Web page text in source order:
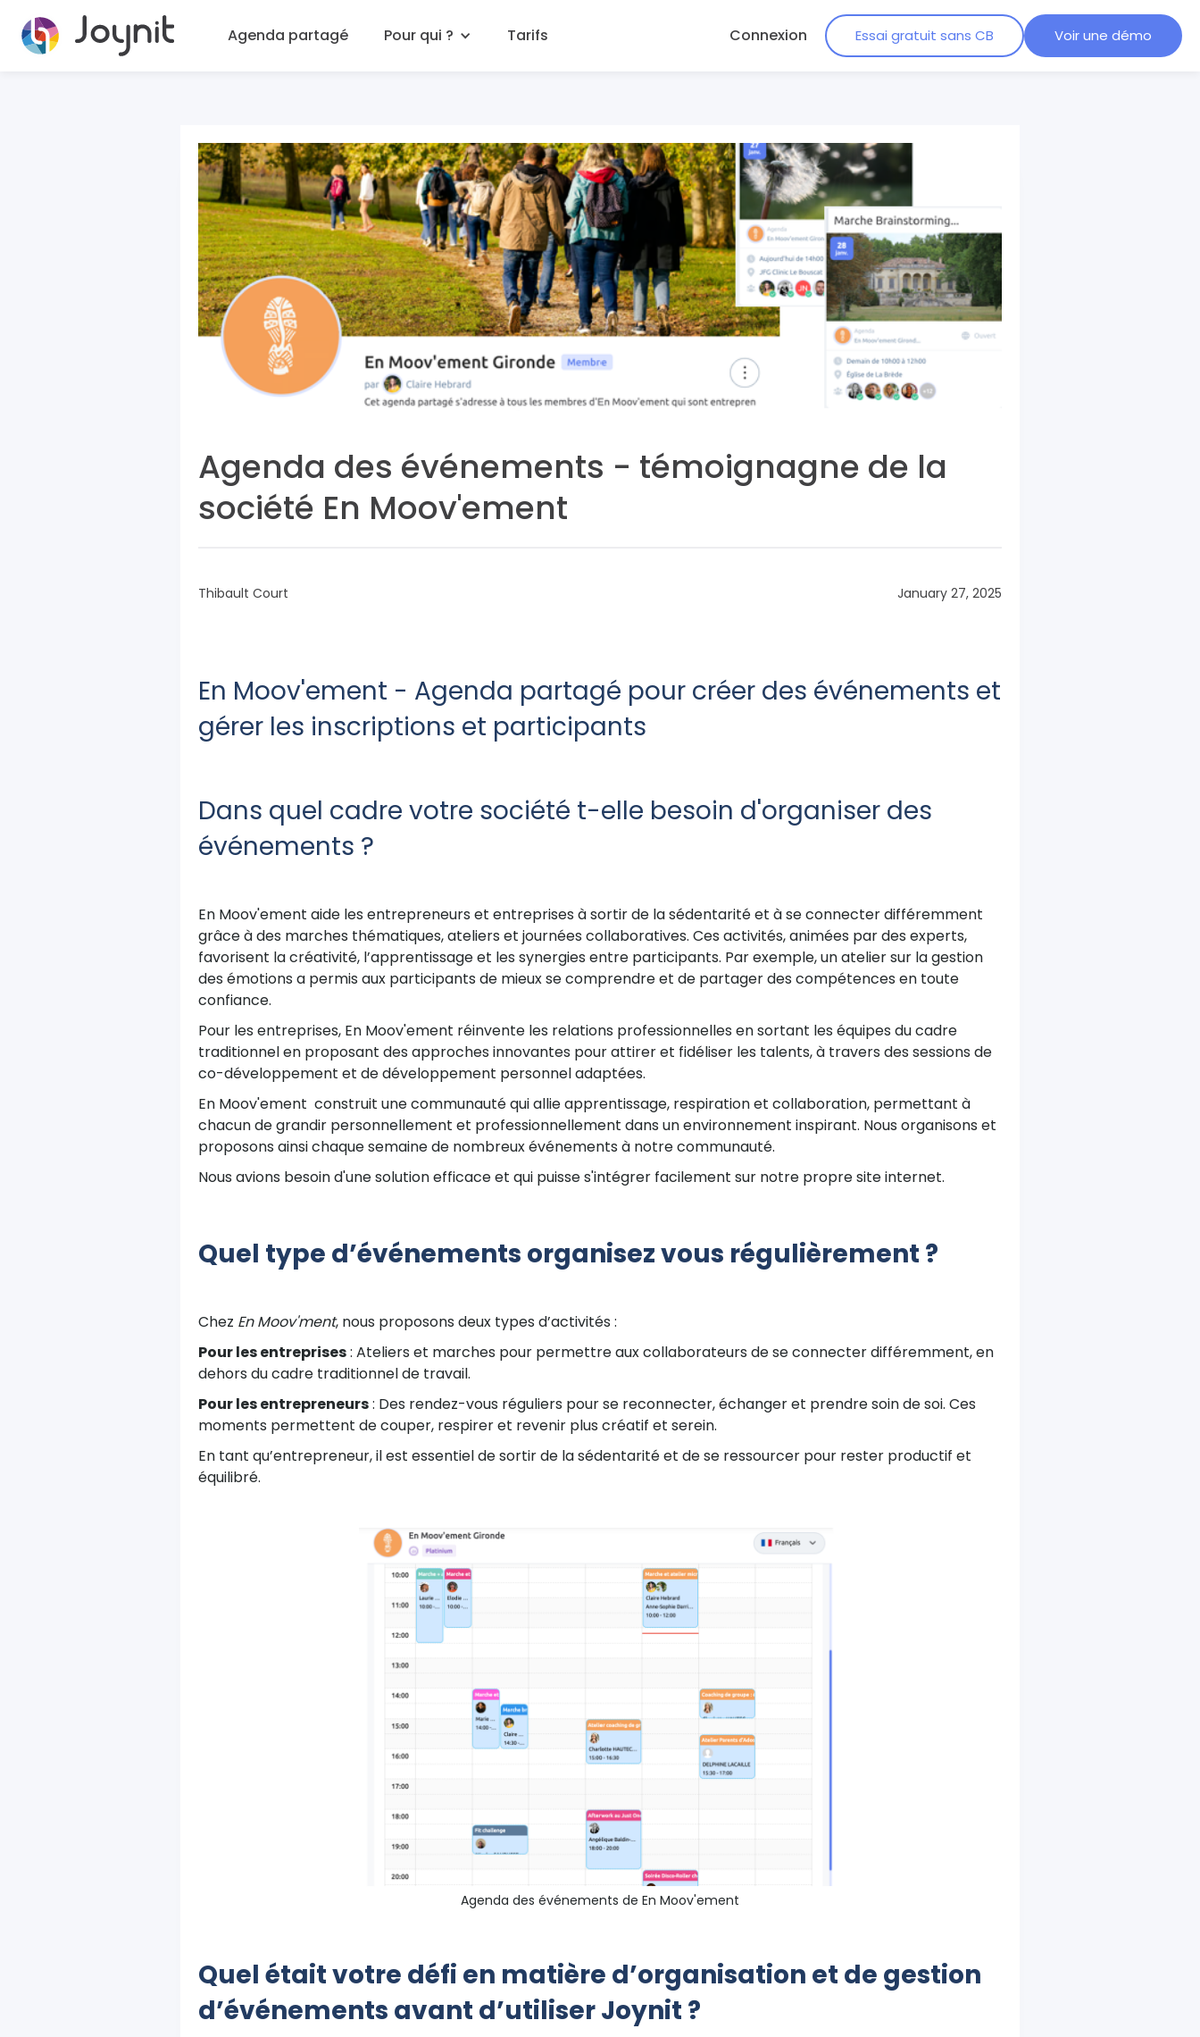
Agenda partagé Pour qui ? Tarifs Connexion Essai gratuit sans CB Voir une démo
Agenda des événements - témoignagne de la
société En Moov'ement
Thibault Court January 27, 2025
En Moov'ement - Agenda partagé pour créer des événements et
gérer les inscriptions et participants
Dans quel cadre votre société t-elle besoin d'organiser des
événements ?
En Moov'ement aide les entrepreneurs et entreprises à sortir de la sédentarité et à se connecter différemment
grâce à des marches thématiques, ateliers et journées collaboratives. Ces activités, animées par des experts,
favorisent la créativité, l’apprentissage et les synergies entre participants. Par exemple, un atelier sur la gestion
des émotions a permis aux participants de mieux se comprendre et de partager des compétences en toute
confiance.
Pour les entreprises, En Moov'ement réinvente les relations professionnelles en sortant les équipes du cadre
traditionnel en proposant des approches innovantes pour attirer et fidéliser les talents, à travers des sessions de
co-développement et de développement personnel adaptées.
En Moov'ement construit une communauté qui allie apprentissage, respiration et collaboration, permettant à
chacun de grandir personnellement et professionnellement dans un environnement inspirant. Nous organisons et
proposons ainsi chaque semaine de nombreux événements à notre communauté.
Nous avions besoin d'une solution efficace et qui puisse s'intégrer facilement sur notre propre site internet.
Quel type d’événements organisez vous régulièrement ?
Chez En Moov'ment, nous proposons deux types d’activités :
Pour les entreprises: Ateliers et marches pour permettre aux collaborateurs de se connecter différemment, en
dehors du cadre traditionnel de travail.
Pour les entrepreneurs: Des rendez-vous réguliers pour se reconnecter, échanger et prendre soin de soi. Ces
moments permettent de couper, respirer et revenir plus créatif et serein.
En tant qu’entrepreneur, il est essentiel de sortir de la sédentarité et de se ressourcer pour rester productif et
équilibré.
Agenda des événements de En Moov'ement
Quel était votre défi en matière d’organisation et de gestion
d’événements avant d’utiliser Joynit ?